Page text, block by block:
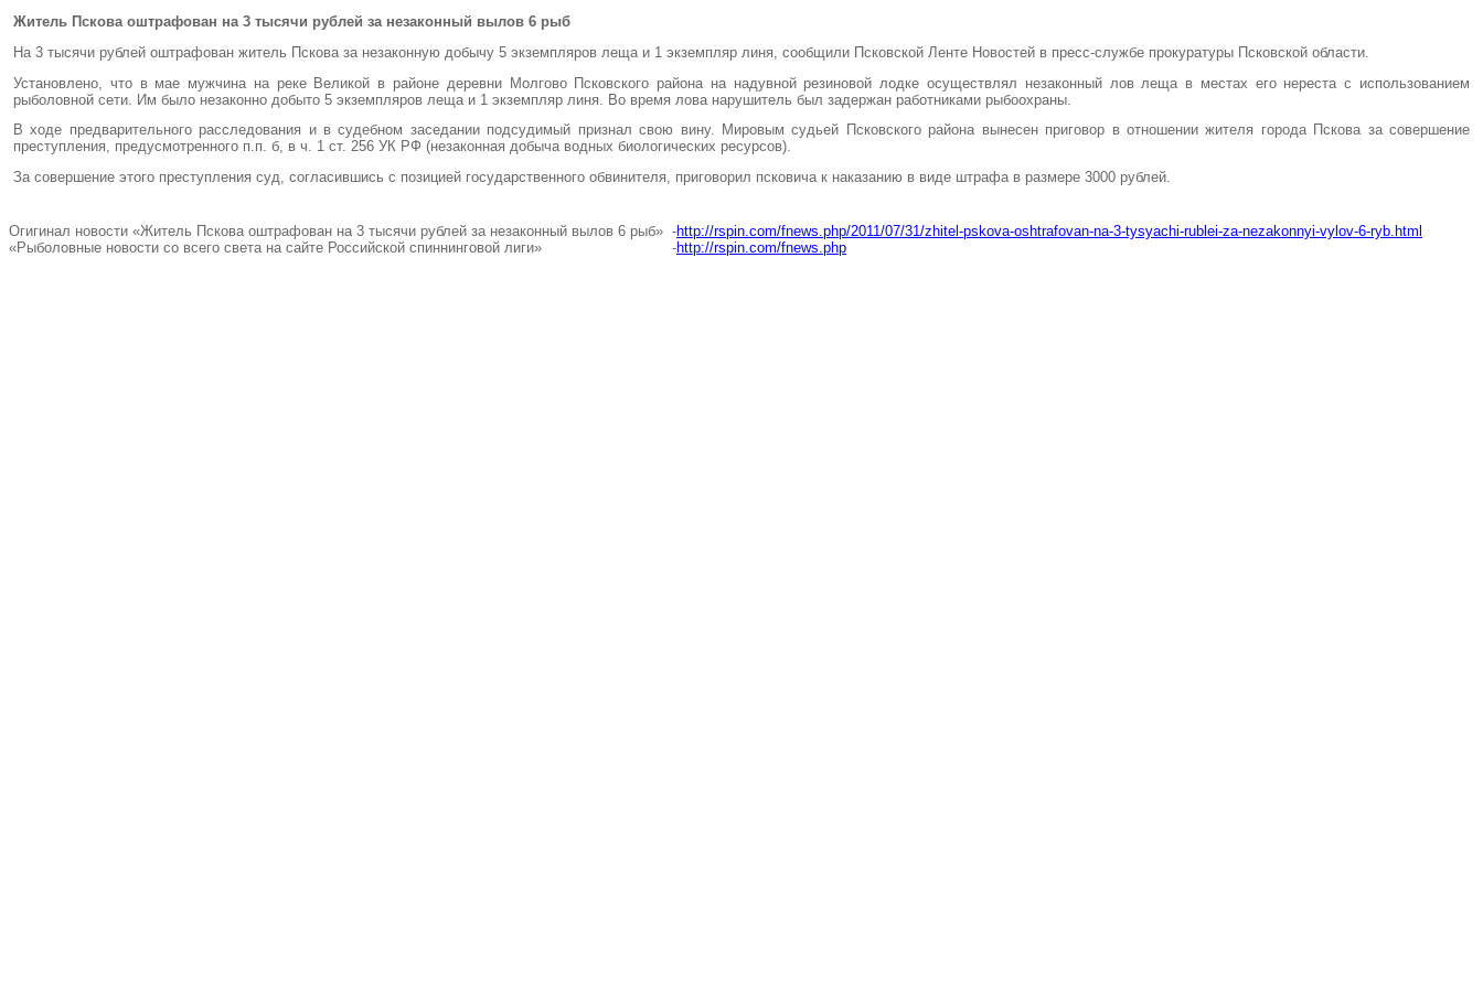
Житель Пскова оштрафован на 3 тысячи рублей за незаконный вылов 6 рыб
На 3 тысячи рублей оштрафован житель Пскова за незаконную добычу 5 экземпляров леща и 1 экземпляр линя, сообщили Псковской Ленте Новостей в пресс-службе прокуратуры Псковской области.
Установлено, что в мае мужчина на реке Великой в районе деревни Молгово Псковского района на надувной резиновой лодке осуществлял незаконный лов леща в местах его нереста с использованием
рыболовной сети. Им было незаконно добыто 5 экземпляров леща и 1 экземпляр линя. Во время лова нарушитель был задержан работниками рыбоохраны.
В ходе предварительного расследования и в судебном заседании подсудимый признал свою вину. Мировым судьей Псковского района вынесен приговор в отношении жителя города Пскова за совершение
преступления, предусмотренного п.п. б, в ч. 1 ст. 256 УК РФ (незаконная добыча водных биологических ресурсов).
За совершение этого преступления суд, согласившись с позицией государственного обвинителя, приговорил псковича к наказанию в виде штрафа в размере 3000 рублей.
Огигинал новости «Житель Пскова оштрафован на 3 тысячи рублей за незаконный вылов 6 рыб» -http://rspin.com/fnews.php/2011/07/31/zhitel-pskova-oshtrafovan-na-3-tysyachi-rublei-za-nezakonnyi-vylov-6-ryb.html
«Рыболовные новости со всего света на сайте Российской спиннинговой лиги»
-http://rspin.com/fnews.php